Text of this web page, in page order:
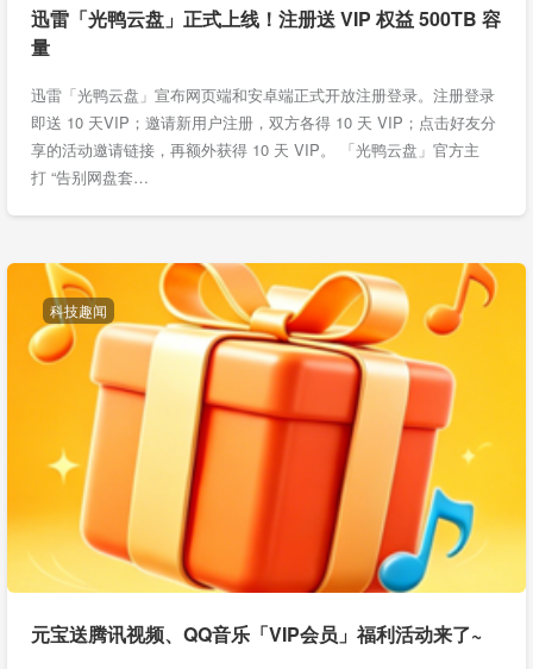
迅雷「光鸭云盘」正式上线！注册送 VIP 权益 500TB 容
量
迅雷「光鸭云盘」宣布网页端和安卓端正式开放注册登录。注册登录
即送 10 天VIP；邀请新用户注册，双方各得 10 天 VIP；点击好友分
享的活动邀请链接，再额外获得 10 天 VIP。 「光鸭云盘」官方主
打 “告别网盘套…
科技趣闻
元宝送腾讯视频、QQ音乐「VIP会员」福利活动来了~